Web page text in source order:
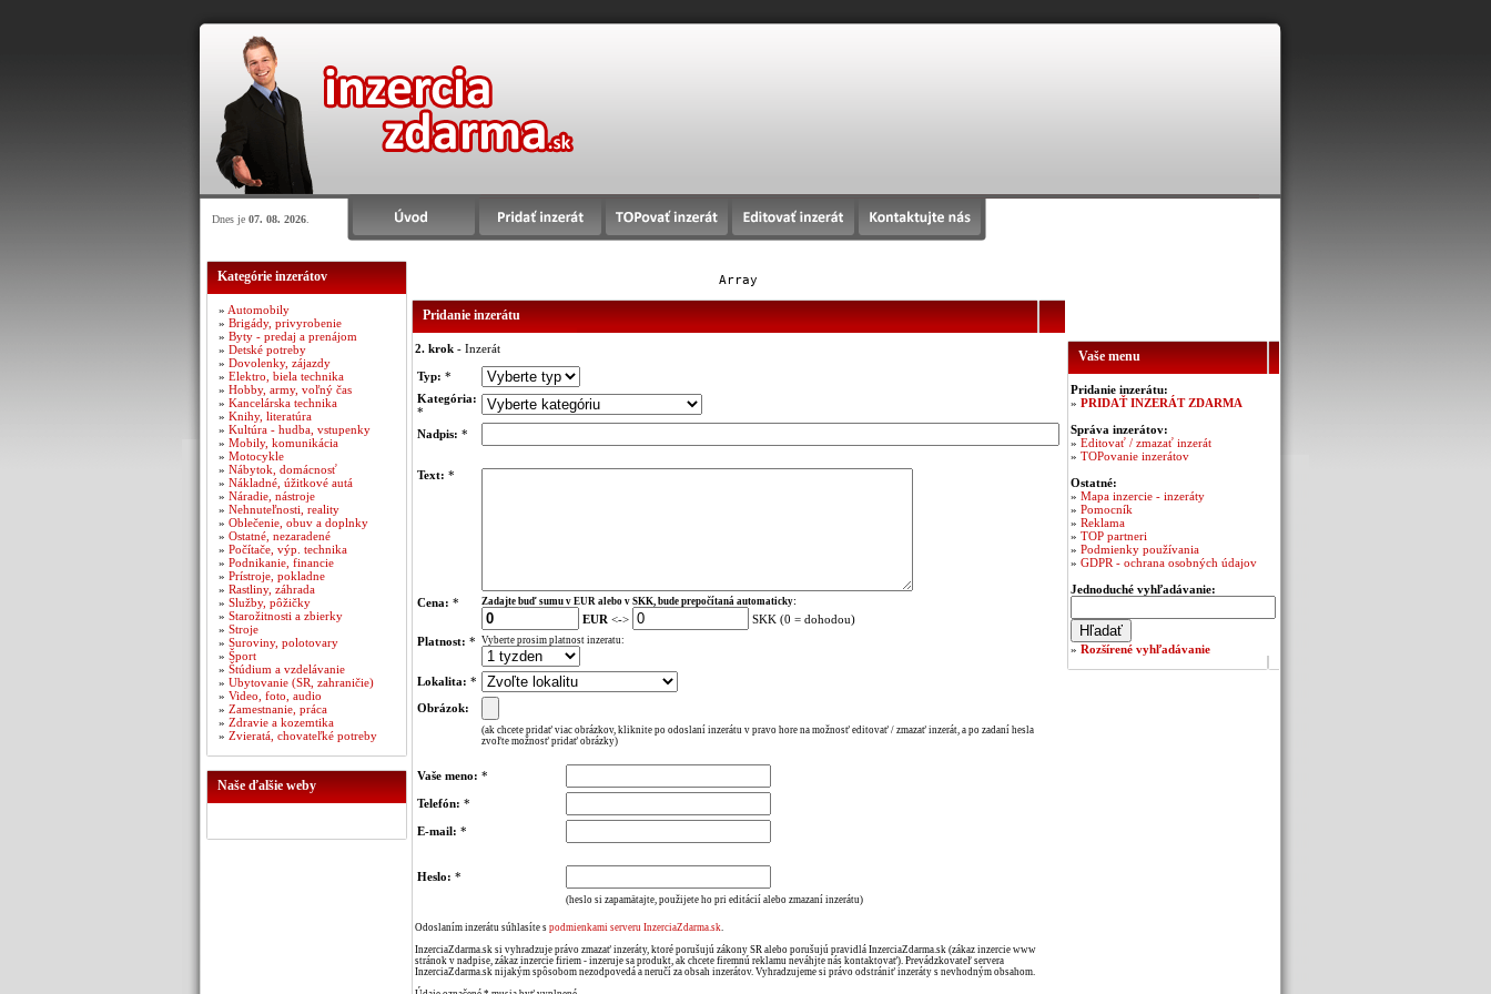
Dnes je 07. 08. 2026
Kategórie inzerátov
» Automobily
» Brigády, privyrobenie
» Byty - predaj a prenájom
» Detské potreby
» Dovolenky, zájazdy
» Elektro, biela technika
» Hobby, army, voľný čas
» Kancelárska technika
» Knihy, literatúra
» Kultúra - hudba, vstupenky
» Mobily, komunikácia
» Motocykle
» Nábytok, domácnosť
» Nákladné, úžitkové autá
» Náradie, nástroje
» Nehnuteľnosti, reality
» Oblečenie, obuv a doplnky
» Ostatné, nezaradené
» Počítače, výp. technika
» Podnikanie, financie
» Prístroje, pokladne
» Rastliny, záhrada
» Služby, pôžičky
» Starožitnosti a zbierky
» Stroje
» Suroviny, polotovary
» Šport
» Štúdium a vzdelávanie
» Ubytovanie (SR, zahraničie)
» Video, foto, audio
» Zamestnanie, práca
» Zdravie a kozemtika
» Zvieratá, chovateľké potreby
Naše ďalšie weby
Array
Pridanie inzerátu
2. krok - Inzerát
Typ: *
Kategória:
*
Nadpis: *
Text: *
Cena: * Zadajte buď sumu v EUR alebo v SKK, bude prepočítaná automaticky:
EUR <->
SKK (0 = dohodou)
Platnost: * Vyberte prosim platnost inzeratu:
Lokalita: *
Obrázok:
(ak chcete pridať viac obrázkov, kliknite po odoslaní inzerátu v pravo hore na možnosť editovať / zmazať inzerát, a po zadaní hesla
zvoľte možnosť pridať obrázky)
Vaše meno: *
Telefón: *
E-mail: *
Heslo: *
(heslo si zapamätajte, použijete ho pri editácií alebo zmazaní inzerátu)
Odoslaním inzerátu súhlasíte s podmienkami serveru InzerciaZdarma.sk.
InzerciaZdarma.sk si vyhradzuje právo zmazať inzeráty, ktoré porušujú zákony SR alebo porušujú pravidlá InzerciaZdarma.sk (zákaz inzercie www
stránok v nadpise, zákaz inzercie firiem - inzeruje sa produkt, ak chcete firemnú reklamu neváhjte nás kontaktovať). Prevádzkovateľ servera
InzerciaZdarma.sk nijakým spôsobom nezodpovedá a neručí za obsah inzerátov. Vyhradzujeme si právo odstrániť inzeráty s nevhodným obsahom.
Vaše menu
Pridanie inzerátu:
» PRIDAŤ INZERÁT ZDARMA
Správa inzerátov:
» Editovať / zmazať inzerát
» TOPovanie inzerátov
Ostatné:
» Mapa inzercie - inzeráty
» Pomocník
» Reklama
» TOP partneri
» Podmienky používania
» GDPR - ochrana osobných údajov
Jednoduché vyhľadávanie:
» Rozšírené vyhľadávanie